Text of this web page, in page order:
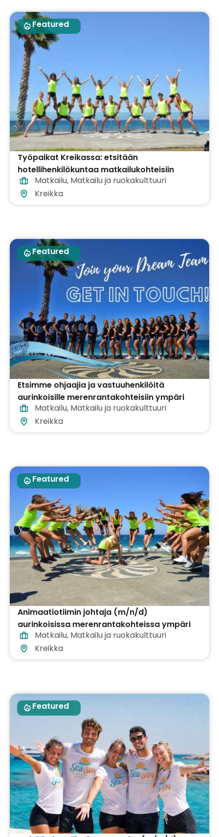
Featured
Työpaikat Kreikassa: etsitään
hotellihenkilökuntaa matkailukohteisiin
Matkailu, Matkailu ja ruokakulttuuri
Kreikka
Featured
Etsimme ohjaajia ja vastuuhenkilöitä
aurinkoisille merenrantakohteisiin ympäri
Kreikkaa
Matkailu, Matkailu ja ruokakulttuuri
Kreikka
Featured
Animaatiotiimin johtaja (m/n/d)
aurinkoisissa merenrantakohteissa ympäri
Kreikkaa
Matkailu, Matkailu ja ruokakulttuuri
Kreikka
Featured